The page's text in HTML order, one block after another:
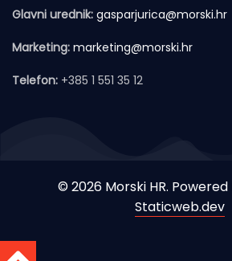
Glavni urednik: gasparjurica@morski.hr
Marketing: marketing@morski.hr
Telefon: +385 1 551 35 12
© 2026 Morski HR.
Staticweb.dev